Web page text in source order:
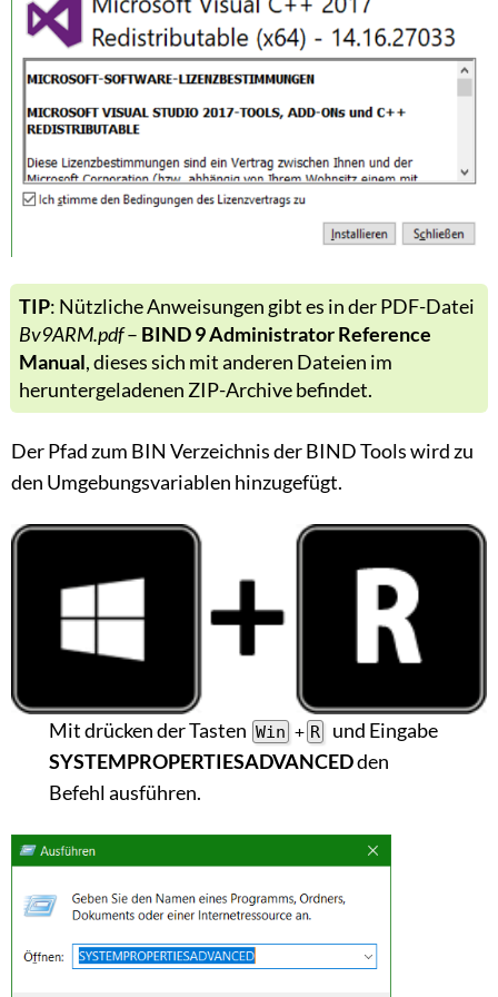
TIP: Nützliche Anweisungen gibt es in der PDF-Datei
Bv9ARM.pdf– BIND 9 Administrator Reference
Manual, dieses sich mit anderen Dateien im
heruntergeladenen ZIP-Archive befindet.
Der Pfad zum BIN Verzeichnis der BIND Tools wird zu
den Umgebungsvariablen hinzugefügt.
Mit drücken der Tasten Win + R
und Eingabe
SYSTEMPROPERTIESADVANCEDden
Befehl ausführen.